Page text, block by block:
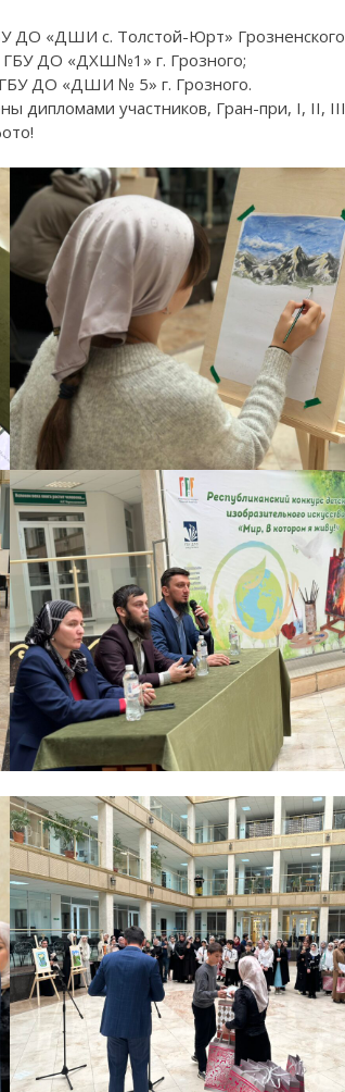
ДО «ДШИ с. Толстой-Юрт»
ГБУ ДО «ДХШ№1» г. Грозного;
ГБУ ДО «ДШИ № 5» г. Грозного.
дипломами участников, Гран-при, I,